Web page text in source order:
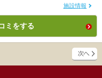
施設情報
ミをする